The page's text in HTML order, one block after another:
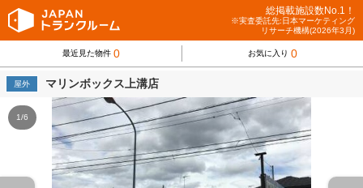
総掲載施設数No.1！
※実査委託先:日本マーケティング
リサーチ機構(2026年3月)
最近見た物件 0 お気に入り 0
屋外 マリンボックス上溝店
1/6